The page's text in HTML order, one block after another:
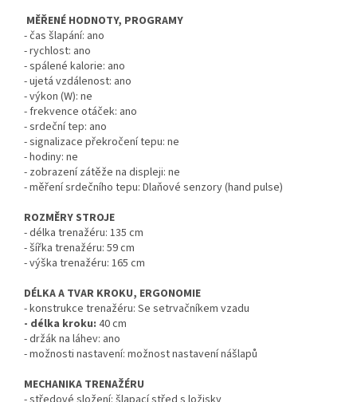
MĚŘENÉ HODNOTY, PROGRAMY
- čas šlapání: ano
- rychlost: ano
- spálené kalorie: ano
- ujetá vzdálenost: ano
- výkon (W): ne
- frekvence otáček: ano
- srdeční tep: ano
- signalizace překročení tepu: ne
- hodiny: ne
- zobrazení zátěže na displeji: ne
- měření srdečního tepu: Dlaňové senzory (hand pulse)
ROZMĚRY STROJE
- délka trenažéru: 135 cm
- šířka trenažéru: 59 cm
- výška trenažéru: 165 cm
DÉLKA A TVAR KROKU, ERGONOMIE
- konstrukce trenažéru: Se setrvačníkem vzadu
- délka kroku: 40 cm
- držák na láhev: ano
- možnosti nastavení: možnost nastavení nášlapů
MECHANIKA TRENAŽÉRU